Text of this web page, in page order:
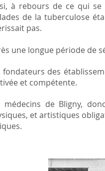
à rebours de ce qui
de la tuberculose
pas.
une longue période de
fondateurs des
et compétente.
médecins de Bligny,
et artistiques